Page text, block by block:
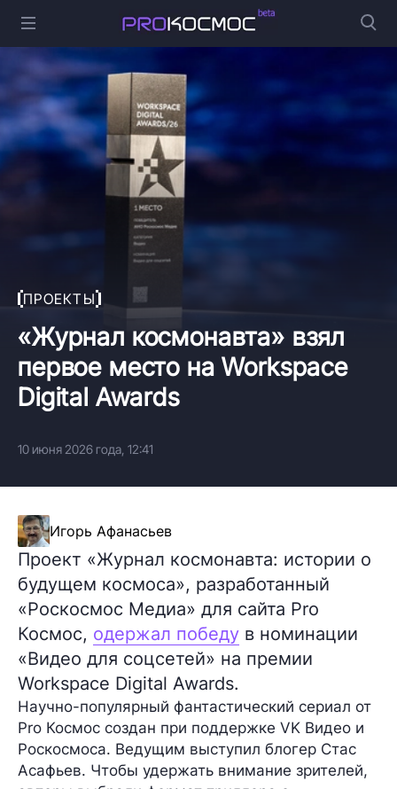
ПРОЕКТЫ
«Журнал космонавта» взял
первое место на Workspace
Digital Awards
10 июня 2026 года, 12:41
Игорь Афанасьев
Проект «Журнал космонавта: истории о
будущем космоса», разработанный
«Роскосмос Медиа» для сайта Pro
Космос, одержал победу в номинации
«Видео для соцсетей» на премии
Workspace Digital Awards.
Научно-популярный фантастический сериал от
Pro Космос создан при поддержке VK Видео и
Роскосмоса. Ведущим выступил блогер Стас
Асафьев. Чтобы удержать внимание зрителей,